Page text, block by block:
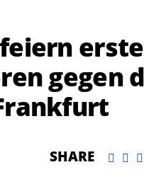
gegen
SHARE